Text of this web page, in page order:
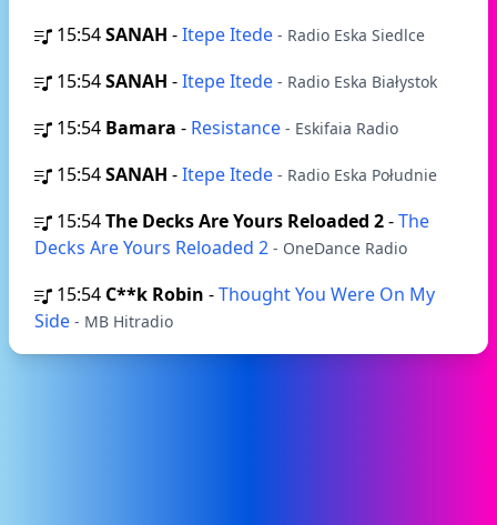
15:54SANAH -Itepe Itede - Radio Eska Siedlce
15:54SANAH -Itepe Itede - Radio Eska Białystok
15:54 Bamara - Resistance - Eskifaia Radio
15:54SANAH -Itepe Itede - Radio Eska Południe
15:54The Decks Are Yours Reloaded 2-The
Decks Are Yours Reloaded 2 - OneDance Radio
15:54 C**k Robin -Thought You Were On My
Side - MB Hitradio